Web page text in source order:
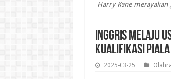
Harry Kane
Inggris Melaju
Kualifikasi Piala
2025-03-25